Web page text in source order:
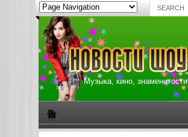
Музыка, кино, знаменитости